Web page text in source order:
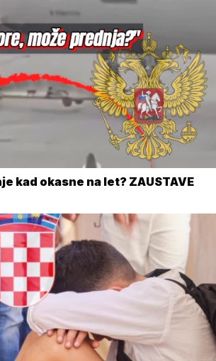
kad okasne na let? ZAUSTAVE